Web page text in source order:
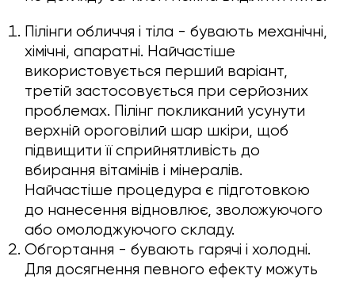
Пілінги обличчя і тіла - бувають механічні,
хімічні, апаратні. Найчастіше
використовується перший варіант,
третій застосовується при серйозних
проблемах. Пілінг покликаний усунути
верхній ороговілий шар шкіри, щоб
підвищити її сприйнятливість до
вбирання вітамінів і мінералів.
Найчастіше процедура є підготовкою
до нанесення відновлює, зволожуючого
або омолоджуючого складу.
Обгортання - бувають гарячі і холодні.
Для досягнення певного ефекту можуть